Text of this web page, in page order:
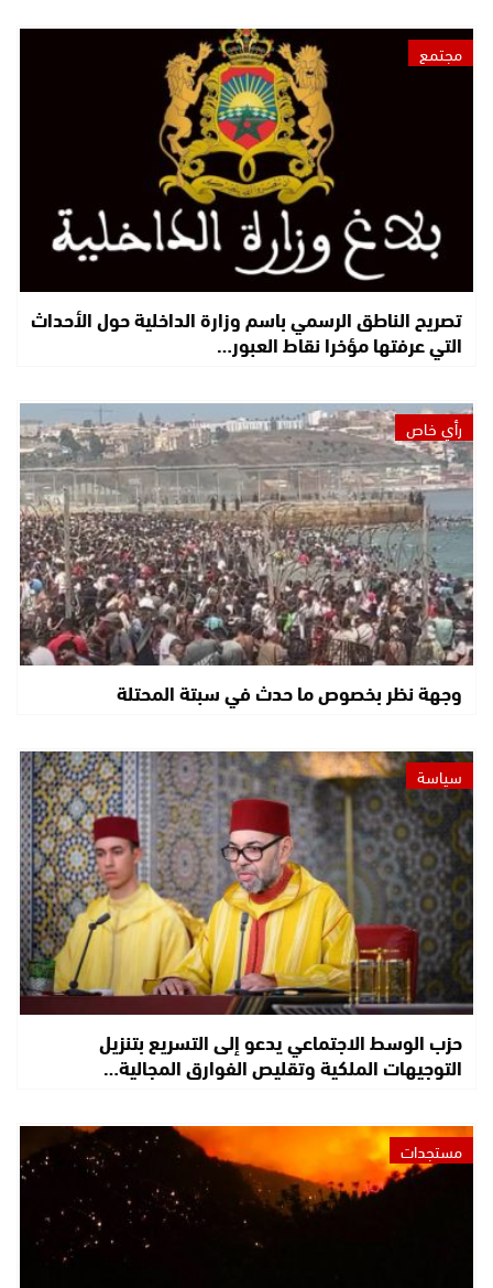
مجتمع
تصريح الناطق الرسمي باسم وزارة الداخلية حول الأحداث
التي عرفتها مؤخرا نقاط العبور…
رأي خاص
وجهة نظر بخصوص ما حدث في سبتة المحتلة
سياسة
حزب الوسط الاجتماعي يدعو إلى التسريع بتنزيل
التوجيهات الملكية وتقليص الفوارق المجالية…
مستجدات